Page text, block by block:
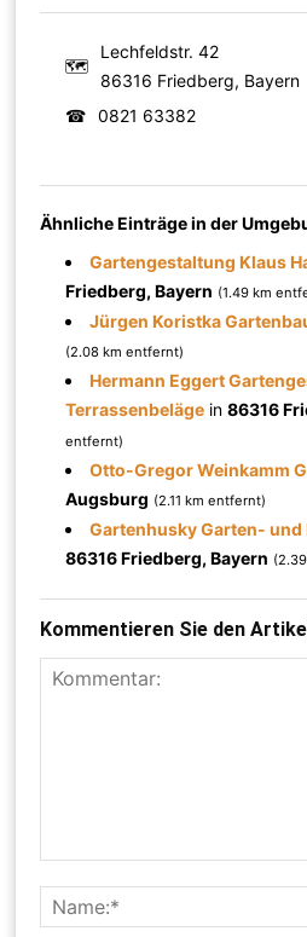
🗺
Lechfeldstr. 42
86316 Friedberg, Bayern
☎
0821 63382
Ähnliche Einträge in der
Gartengestaltung Klaus
Friedberg, Bayern (1.49 km
Jürgen Koristka
(2.08 km entfernt)
Hermann Eggert
Terrassenbeläge in86316
entfernt)
Otto-Gregor Weinkamm
Augsburg (2.11 km entfernt)
Gartenhusky Garten-
86316 Friedberg, Bayern
Kommentieren Sie den